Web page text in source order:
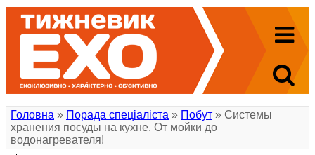
Головна » Порада спеціаліста » Побут » Системы
хранения посуды на кухне. От мойки до
водонагревателя!